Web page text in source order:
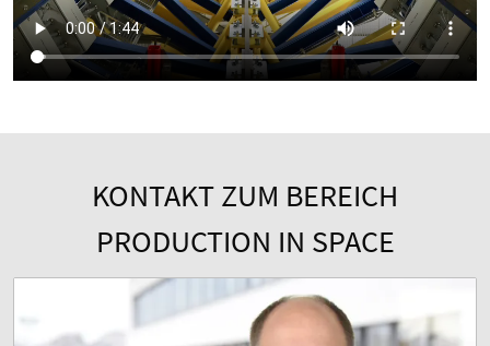
KONTAKT ZUM BEREICH
PRODUCTION IN SPACE